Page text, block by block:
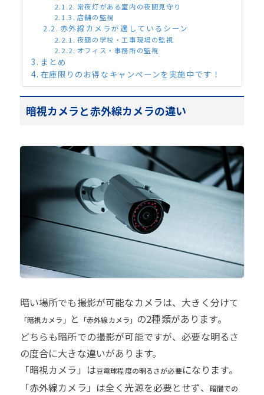
常夜灯がある室内の夜間見守り
店舗の監視
赤外線カメラが適しているシーン
夜間の学校・工事現場の監視
オフィス・事務所の監視
まとめ
在庫限りのお得なキャンペーンを実施中です！
暗視カメラと赤外線カメラの違い
暗い場所でも撮影が可能なカメラは、大きく分けて
「暗視カメラ」 と 「赤外線カメラ」 の2種類があります。
どちらも暗所での撮影が可能ですが、必要な明るさ
の度合に大きな違いがあります。
「暗視カメラ」は豆電球程度の明るさが必要になります。
「赤外線カメラ」は全く光源を必要とせず、
暗闇での